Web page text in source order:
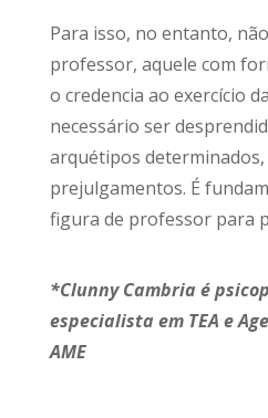
Para isso, no entanto,
professor, aquele com
o credencia ao exercício
necessário ser
arquétipos
prejulgamentos. É
figura de professor para
*Clunny Cambria é
especialista em TEA e
AME